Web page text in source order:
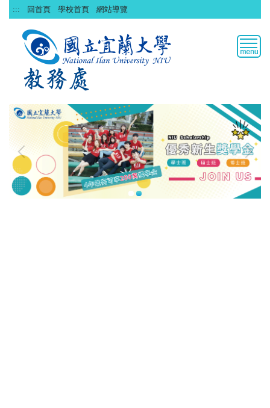
跳
到
::: 回首頁 學校首頁 網站導覽